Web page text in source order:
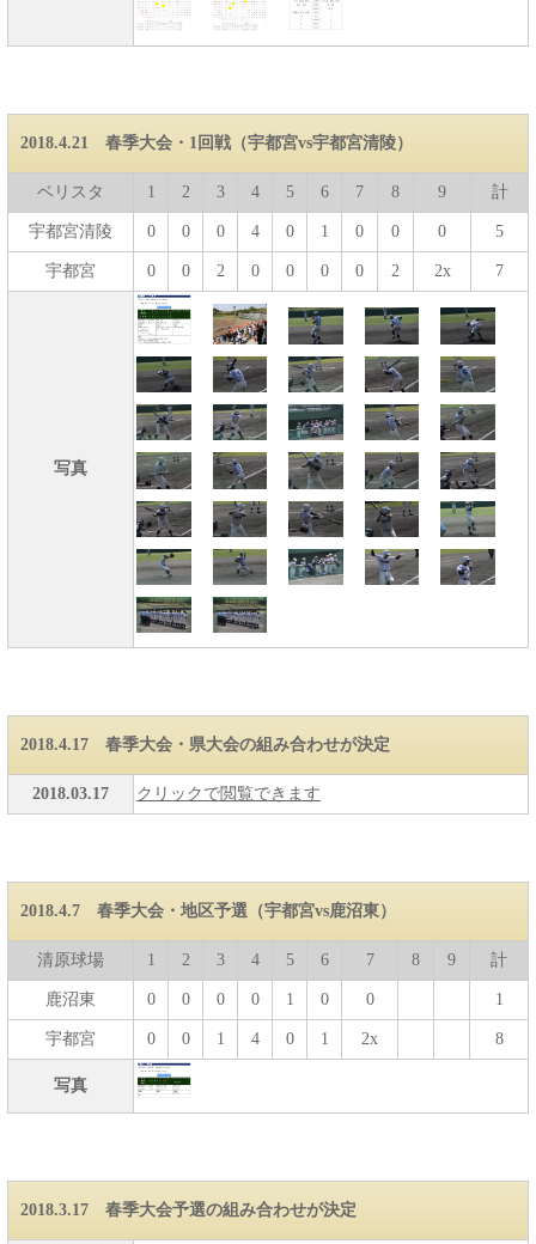
2018.4.21 春季大会・1回戦（宇都宮vs宇都宮清陵）
ベリスタ 1 2 3 4 5 6 7 8 9 計
宇都宮清陵 0 0 0 4 0 1 0 0 0 5
宇都宮 0 0 2 0 0 0 0 2 2x 7
写真
2018.4.17 春季大会・県大会の組み合わせが決定
2018.03.17 クリックで閲覧できます
2018.4.7 春季大会・地区予選（宇都宮vs鹿沼東）
清原球場 1 2 3 4 5 6 7 8 9 計
鹿沼東 0 0 0 0 1 0 0 1
宇都宮 0 0 1 4 0 1 2x 8
写真
2018.3.17 春季大会予選の組み合わせが決定